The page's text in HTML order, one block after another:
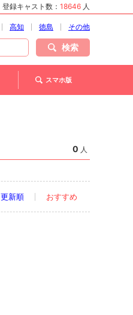
登録キャスト数： 18646 人
高知 徳島 その他
検索
スマホ版
0 人
更新順 おすすめ